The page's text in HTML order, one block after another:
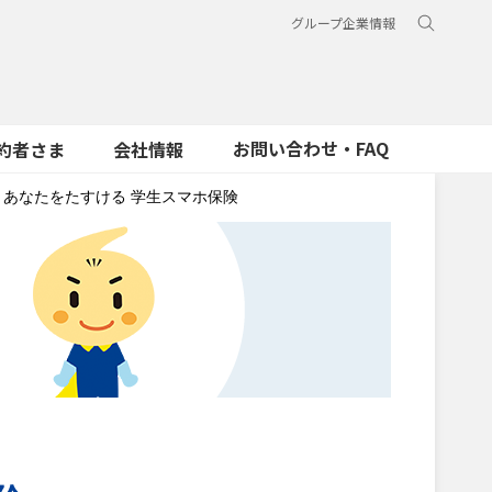
グループ企業情報
者さま 会社情報 お問い合わせ・FAQ
あなたをたすける 学生スマホ保険